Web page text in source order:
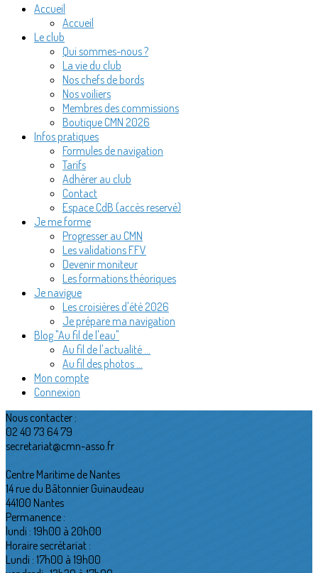
Accueil
Accueil
Le club
Qui sommes-nous ?
La vie du club
Nos chefs de bords
Nos voiliers
Membres des commissions
Boutique CMN 2026
Infos pratiques
Formules de navigation
Tarifs
Adhérer au club
Contact
Espace CdB (accès reservé)
Je me forme
Progresser au CMN
Les validations FFV
Devenir moniteur
Les formations théoriques
Je navigue
Les croisières d'été 2026
Je prépare ma navigation
Blog "Au fil de l'eau"
Au fil de l'actualité ...
Au fil des photos ...
Mon compte
Connexion
Nous contacter :
02 40 73 64 79
secretariat@cmn-asso.fr
Centre Maritime de Nantes
14 rue du Bâtonnier Guinaudeau
44100 Nantes
Permanence :
lundi : 19h00 à 20h00
Horaire secrétariat :
Lundi : 17h00 à 19h00